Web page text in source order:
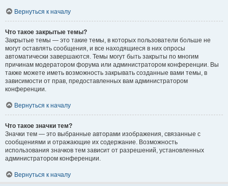
Вернуться к началу
Что такое закрытые темы?
Закрытые темы — это такие темы, в которых пользователи больше не
могут оставлять сообщения, и все находящиеся в них опросы
автоматически завершаются. Темы могут быть закрыты по многим
причинам модератором форума или администратором конференции. Вы
также можете иметь возможность закрывать созданные вами темы, в
зависимости от прав, предоставленных вам администратором
конференции.
Вернуться к началу
Что такое значки тем?
Значки тем — это выбранные авторами изображения, связанные с
сообщениями и отражающие их содержание. Возможность
использования значков тем зависит от разрешений, установленных
администратором конференции.
Вернуться к началу